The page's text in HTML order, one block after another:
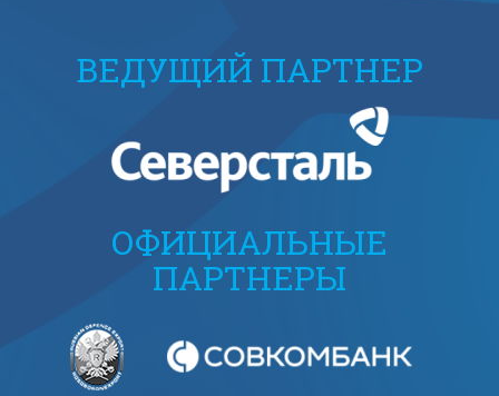
ВЕДУЩИЙ ПАРТНЕР
ОФИЦИАЛЬНЫЕ
ПАРТНЕРЫ